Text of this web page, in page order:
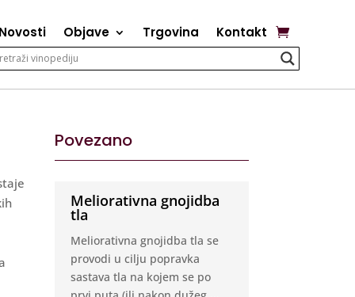
Novosti Objave Trgovina Kontakt
Povezano
Meliorativna gnojidba
tla
Meliorativna gnojidba tla se
provodi u cilju popravka
sastava tla na kojem se po